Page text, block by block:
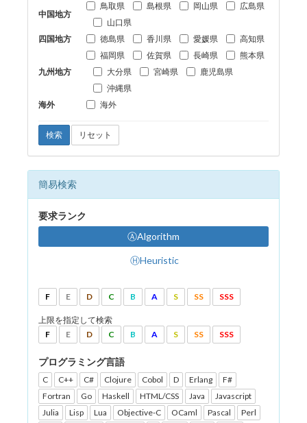
中国地方
鳥取県 島根県 岡山県
広島県
山口県
四国地方
徳島県 香川県 愛媛県 高知県
九州地方
福岡県 佐賀県 長崎県
熊本県
大分県
宮崎県
鹿児島県
沖縄県
海外
海外
検索 リセット
簡易検索
要求ランク
ⒶAlgorithm
ⒽHeuristic
F E D C B A S SS SSS
上限を指定して検索
F
E D C B A S SS SSS
プログラミング言語
C C++ C# Clojure Cobol D Erlang
F#
Fortran
Go Haskell HTML/CSS Java
Javascript
Julia
Lisp Lua Objective-C OCaml Pascal
Perl